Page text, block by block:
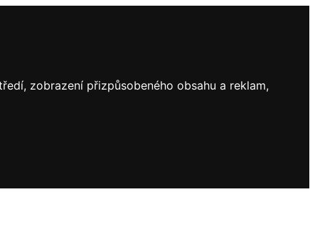
zobrazení přizpůsobeného obsahu a reklam,